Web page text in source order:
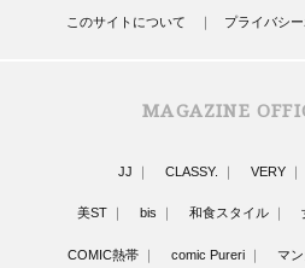
このサイトについて プライバシ
MAGAZINE
JJ CLASSY. VERY
美ST bis 和食スタイル
COMIC熱帯 comic Pureri マ